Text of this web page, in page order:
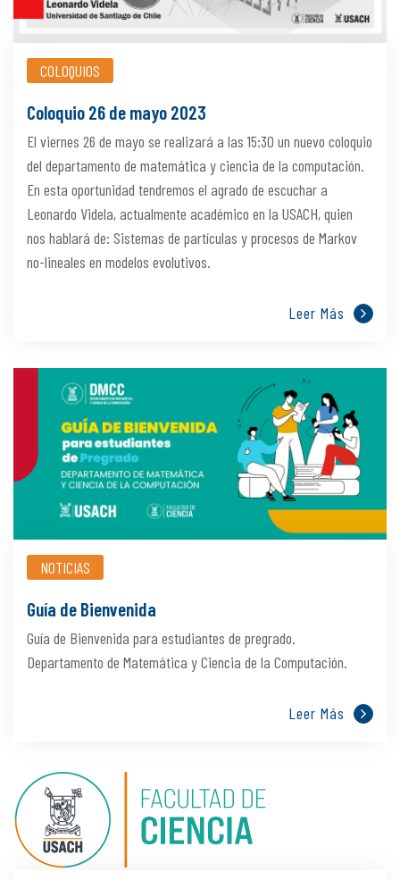
COLOQUIOS
Coloquio 26 de mayo 2023
El viernes 26 de mayo se realizará a las 15:30 un nuevo coloquio
del departamento de matemática y ciencia de la computación.
En esta oportunidad tendremos el agrado de escuchar a
Leonardo Videla, actualmente académico en la USACH, quien
nos hablará de: Sistemas de partículas y procesos de Markov
no-lineales en modelos evolutivos.
Leer Más
NOTICIAS
Guía de Bienvenida
Guía de Bienvenida para estudiantes de pregrado.
Departamento de Matemática y Ciencia de la Computación.
Leer Más